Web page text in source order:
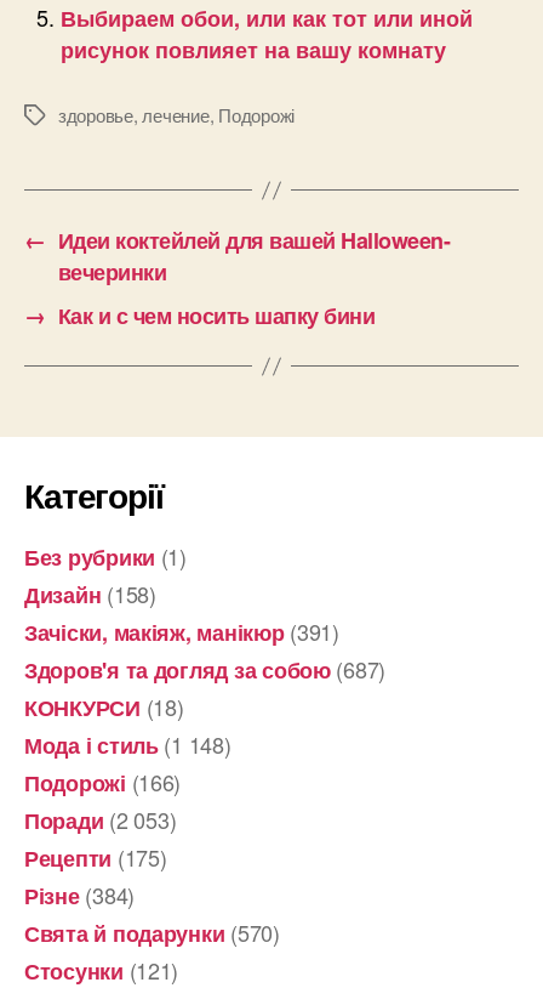
Выбираем обои, или как тот или иной
рисунок повлияет на вашу комнату
Позначки
здоровье, лечение, Подорожі
← Идеи коктейлей для вашей Halloween-
вечеринки
→ Как и с чем носить шапку бини
Категорії
Без рубрики (1)
Дизайн (158)
Зачіски, макіяж, манікюр(391)
Здоров'я та догляд за собою(687)
КОНКУРСИ (18)
Мода і стиль(1 148)
Подорожі (166)
Поради (2 053)
Рецепти (175)
Різне(384)
Свята й подарунки (570)
Стосунки (121)